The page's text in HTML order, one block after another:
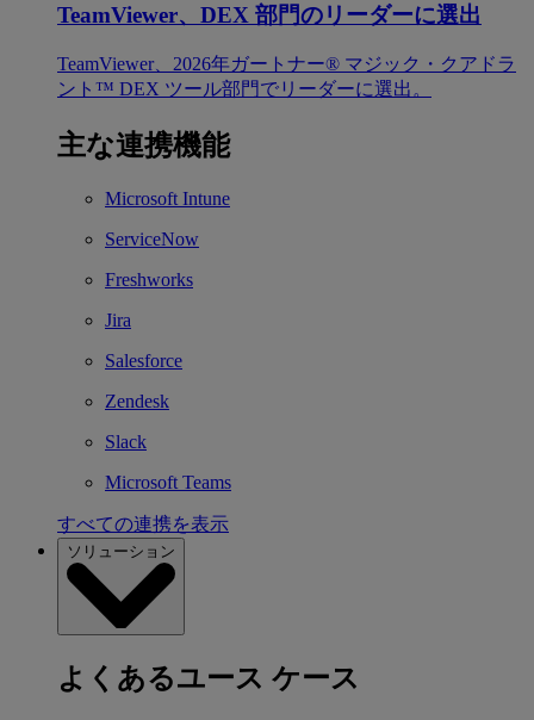
TeamViewer、DEX 部門のリーダーに選出
TeamViewer、2026年ガートナー® マジック・クアドラ
ント™ DEX ツール部門でリーダーに選出。
主な連携機能
Microsoft Intune
ServiceNow
Freshworks
Jira
Salesforce
Zendesk
Slack
Microsoft Teams
すべての連携を表示
ソリューション
よくあるユース ケース